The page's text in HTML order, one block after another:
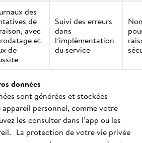
des
de
avec
et
de
Suivi des erreurs
dans
l’implémentation
du service
données
sont générées et stockées
personnel, comme votre
les consulter dans l’app ou les
La protection de votre vie privée